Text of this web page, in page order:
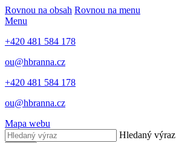
Rovnou na obsah Rovnou na menu
Menu
+420 481 584 178
ou@hbranna.cz
+420 481 584 178
ou@hbranna.cz
Mapa webu
Hledaný výraz